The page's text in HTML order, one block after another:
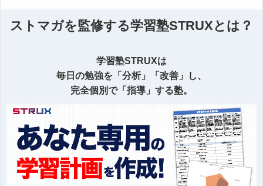
ストマガを監修する学習塾STRUXとは？
学習塾STRUXは
毎日の勉強を「分析」「改善」し、
完全個別で「指導」する塾。